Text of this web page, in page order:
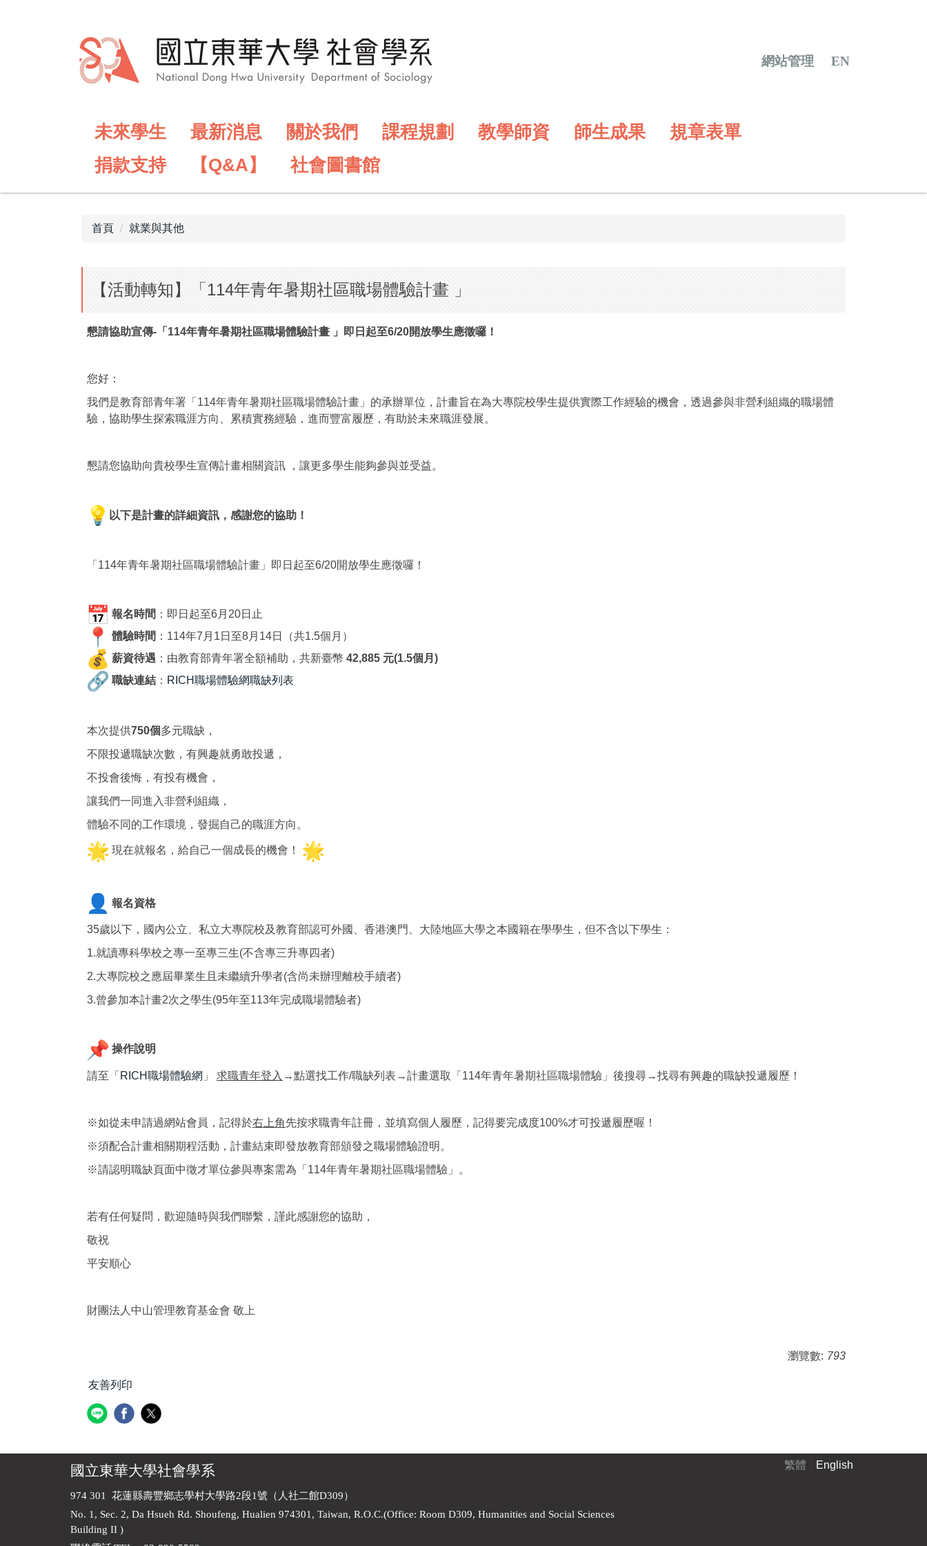
網站管理 EN
未來學生 最新消息 關於我們 課程規劃 教學師資 師生成果
規章表單
捐款支持
【Q&A】 社會圖書館
首頁 就業與其他
【活動轉知】「114年青年暑期社區職場體驗計畫 」
懇請協助宣傳-「114年青年暑期社區職場體驗計畫 」 即日起至6/20開放學生應徵囉！
您好：
我們是教育部青年署「114年青年暑期社區職場體驗計畫」 的承辦單位，計畫旨在為大專院校學生提供實際工作經驗的機會，透過參與非營利組織的職場體
驗，協助學生探索職涯方向、
累積實務經驗，進而豐富履歷，有助於未來職涯發展。
懇請您協助向貴校學生宣傳計畫相關資訊 ，讓更多學生能夠參與並受益。
以下是計畫的詳細資訊，感謝您的協助！
「114年青年暑期社區職場體驗計畫」即日起至6/20開放學生應徵囉！
報名時間 ：即日起至6月20日止
體驗時間 ：114年7月1日至8月14日（共1.5個月）
薪資待遇 ：由教育部青年署全額補助，共新臺幣 42,885 元(1.5個月)
職缺連結 ： RICH職場體驗網職缺列表
本次提供750個多元職缺，
不限投遞職缺次數，有興趣就勇敢投遞，
不投會後悔，有投有機會，
讓我們一同進入非營利組織，
體驗不同的工作環境，發掘自己的職涯方向。
現在就報名，給自己一個成長的機會！
報名資格
35歲以下，國內公立、私立大專院校及教育部認可外國、 香港澳門、大陸地區大學之本國籍在學學生，但不含以下學生：
1.就讀專科學校之專一至專三生(不含專三升專四者)
2.大專院校之應屆畢業生且未繼續升學者(含尚未辦理離校手續者)
3.曾參加本計畫2次之學生(95年至113年完成職場體驗者)
操作說明
請至「 RICH職場體驗網 」 求職青年登入 →點選找工作/職缺列表→計畫選取「114年青年暑期社區職場體驗」後搜尋→找尋有興趣的職缺投遞履歷！
※如從未申請過網站會員，記得於右上角先按求職青年註冊， 並填寫個人履歷，記得要完成度100%才可投遞履歷喔！
※須配合計畫相關期程活動， 計畫結束即發放教育部頒發之職場體驗證明。
※請認明職缺頁面中徵才單位參與專案需為「114年青年暑期社區職場體驗」。
若有任何疑問，歡迎隨時與我們聯繫，謹此感謝您的協助，
敬祝
平安順心
財團法人中山管理教育基金會 敬上
瀏覽數: 793
友善列印
繁體 English
國立東華大學社會學系
974 301 花蓮縣壽豐鄉志學村大學路2段1號（人社二館D309）
No. 1, Sec. 2, Da Hsueh Rd. Shoufeng, Hualien 974301, Taiwan, R.O.C.(Office: Room D309, Humanities and Social Sciences
Building II )